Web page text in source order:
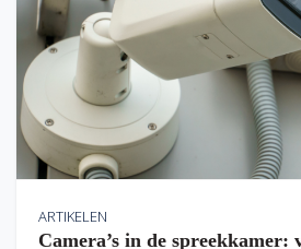
ARTIKELEN
Camera’s in de spreekkamer: